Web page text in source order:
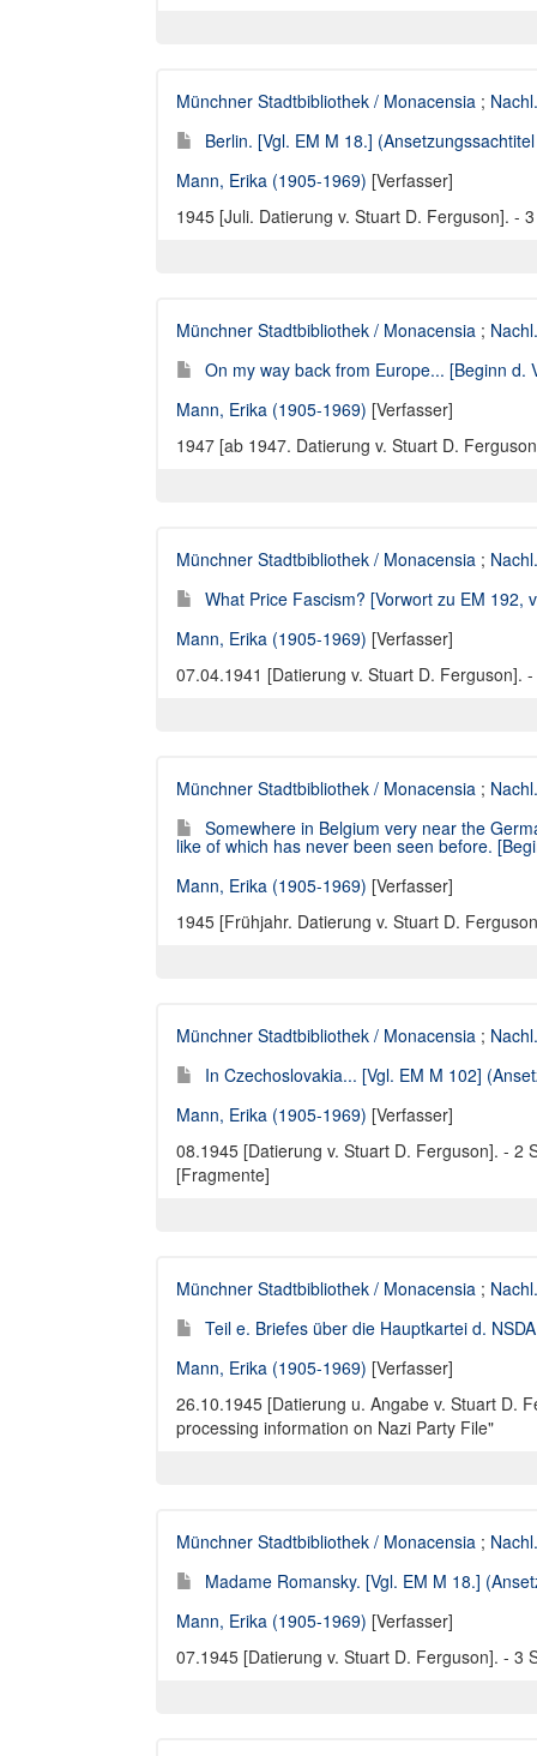
Münchner Stadtbibliothek / Monacensia ;
Berlin. [Vgl. EM M 18.]
Mann, Erika (1905-1969) [Verfasser]
1945 [Juli. Datierung v. Stuart D. Ferguson]. -
Münchner Stadtbibliothek / Monacensia ;
On my way back from Europe... [Beginn d.
Mann, Erika (1905-1969) [Verfasser]
1947 [ab 1947. Datierung v. Stuart D.
Münchner Stadtbibliothek / Monacensia ;
What Price Fascism? [Vorwort zu EM 192,
Mann, Erika (1905-1969) [Verfasser]
07.04.1941 [Datierung v. Stuart D. Ferguson].
Münchner Stadtbibliothek / Monacensia ;
Somewhere in Belgium very near the
like of which has never been seen before.
Mann, Erika (1905-1969) [Verfasser]
1945 [Frühjahr. Datierung v. Stuart D.
Münchner Stadtbibliothek / Monacensia ;
In Czechoslovakia... [Vgl. EM M 102]
Mann, Erika (1905-1969) [Verfasser]
08.1945 [Datierung v. Stuart D. Ferguson]. - 2
[Fragmente]
Münchner Stadtbibliothek / Monacensia ;
Teil e. Briefes über die Hauptkartei d.
Mann, Erika (1905-1969) [Verfasser]
26.10.1945 [Datierung u. Angabe v. Stuart D.
processing information on Nazi Party File"
Münchner Stadtbibliothek / Monacensia ;
Madame Romansky. [Vgl. EM M 18.]
Mann, Erika (1905-1969) [Verfasser]
07.1945 [Datierung v. Stuart D. Ferguson]. - 3